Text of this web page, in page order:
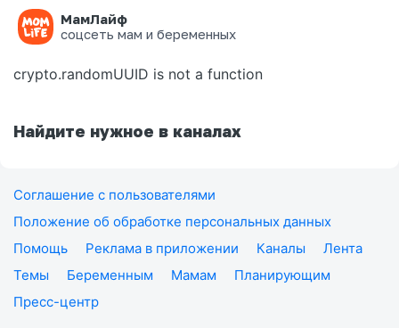
МамЛайф
соцсеть мам и беременных
Ошибка на странице
crypto.randomUUID is not a function
Найдите нужное в каналах
Соглашение с пользователями
Положение об обработке персональных данных
Помощь
Реклама в приложении Каналы
Лента
Темы
Беременным Мамам
Планирующим
Пресс-центр